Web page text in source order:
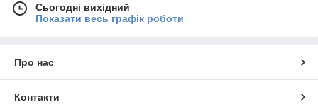
Сьогодні вихідний
Показати весь графік роботи
Про нас
Контакти